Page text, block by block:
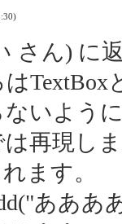
さん) に
いよう
再現し
ます。
あああ